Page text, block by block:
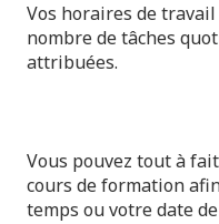
Vos horaires de
nombre de tâches
attribuées.
Vous pouvez tout à
cours de formation
temps ou votre date